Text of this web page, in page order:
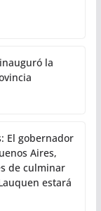
la
El gobernador
Aires,
de culminar
estará